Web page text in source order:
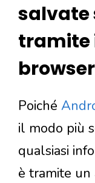
salvate
tramite
Poiché
il modo più
qualsiasi
è tramite